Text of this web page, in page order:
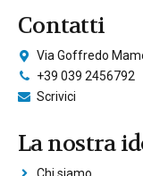
Contatti
Via Goffredo
+39 039 2456792
Scrivici
La nostra